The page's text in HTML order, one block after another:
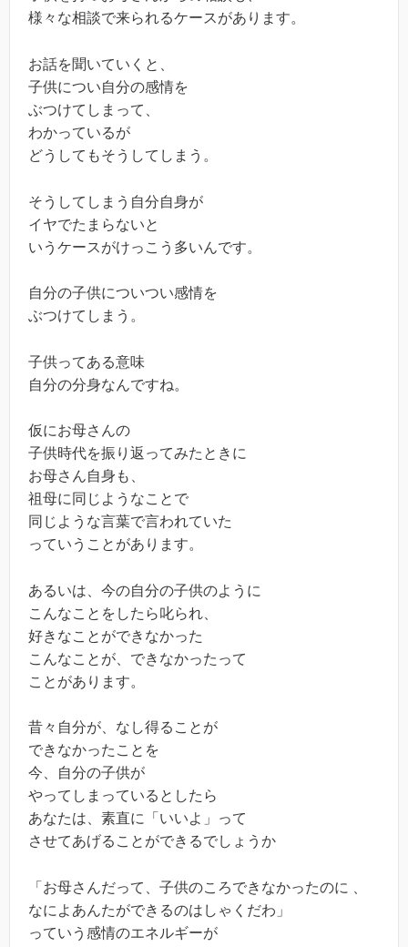
様々な相談で来られるケースがあります。
お話を聞いていくと、
子供につい自分の感情を
ぶつけてしまって、
わかっているが
どうしてもそうしてしまう。
そうしてしまう自分自身が
イヤでたまらないと
いうケースがけっこう多いんです。
自分の子供についつい感情を
ぶつけてしまう。
子供ってある意味
自分の分身なんですね。
仮にお母さんの
子供時代を振り返ってみたときに
お母さん自身も、
祖母に同じようなことで
同じような言葉で言われていた
っていうことがあります。
あるいは、今の自分の子供のように
こんなことをしたら叱られ、
好きなことができなかった
こんなことが、できなかったって
ことがあります。
昔々自分が、なし得ることが
できなかったことを
今、自分の子供が
やってしまっているとしたら
あなたは、素直に「いいよ」って
させてあげることができるでしょうか
「お母さんだって、子供のころできなかったのに 、
なによあんたができるのはしゃくだわ」
っていう感情のエネルギーが